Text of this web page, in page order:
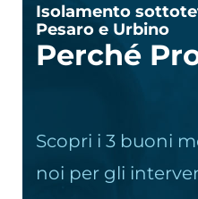
Isolamento
Pesaro e Urbino
Perché
Scopri i 3 buoni
noi per gli